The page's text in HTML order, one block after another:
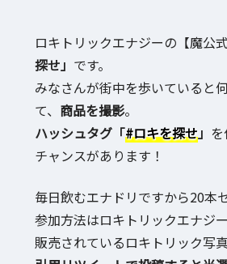
ロキトリックエナジーの【魔公
探せ」 です。
みなさんが街中を歩いていると
て、 商品を撮影。
ハッシュタグ「#ロキを探せ」 を
チャンスがあります！
毎日飲むエナドリですから20本
参加方法はロキトリックエナジ
販売されているロキトリック写